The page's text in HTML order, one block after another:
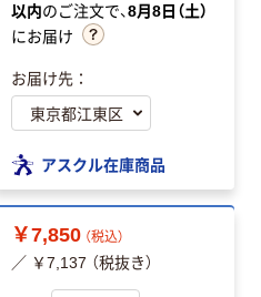
以内のご注文で、8月8日（土）
にお届け
お届け先：
アスクル在庫商品
￥7,850 （税込）
／ ￥7,137 （税抜き）